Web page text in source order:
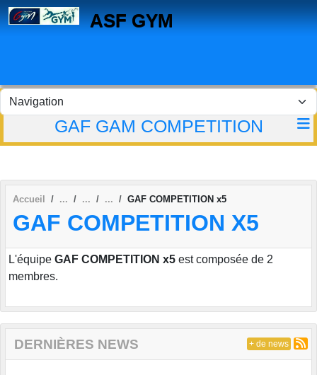
ASF GYM
GAF GAM COMPETITION
Accueil GAF COMPETITION x5
GAF COMPETITION X5
L'équipe GAF COMPETITION x5 est composée de 2
membres.
DERNIÈRES NEWS + de news
Panneau de gestion des cookies